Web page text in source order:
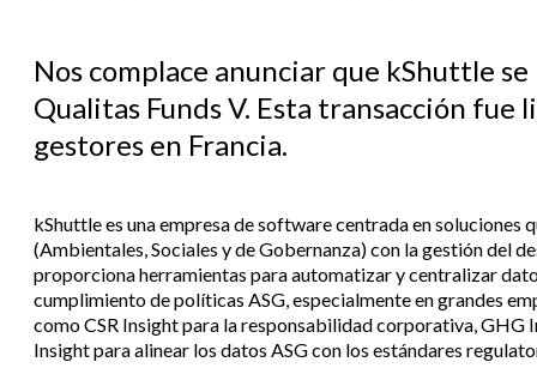
Nos complace anunciar que kShuttle
Qualitas Funds V. Esta transacción fue
gestores en Francia.
kShuttle es una empresa de software centrada en
(Ambientales, Sociales y de Gobernanza) con la gestión del
proporciona herramientas para automatizar y centralizar
cumplimiento de políticas ASG, especialmente en grandes
como CSR Insight para la responsabilidad corporativa, GHG
Insight para alinear los datos ASG con los estándares